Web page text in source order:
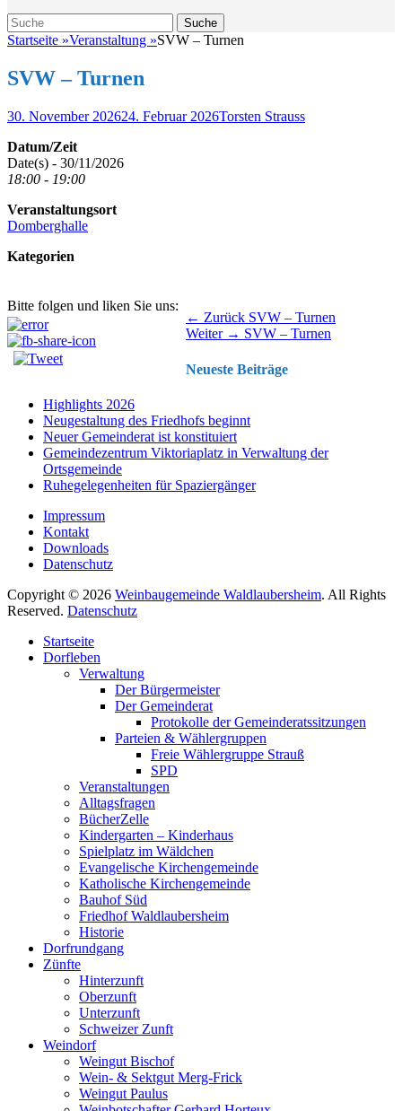
Suche
Suche
nach:
Startseite »Veranstaltung »SVW – Turnen
SVW – Turnen
Veröffentlicht
30. November 202624. Februar 2026Autor
Torsten Strauss
Datum/Zeit
Date(s) - 30/11/2026
18:00 - 19:00
Veranstaltungsort
Domberghalle
Kategorien
Bitte folgen und liken Sie uns:
Beitragsnavigation ← Zurück Vorhergehender
Beitrag:
SVW – Turnen
Weiter → Nächster
SVW – Turnen
Neueste Beiträge
Highlights 2026
Neugestaltung des Friedhofs beginnt
Neuer Gemeinderat ist konstituiert
Gemeindezentrum Viktoriaplatz in Verwaltung der
Ortsgemeinde
Ruhegelegenheiten für Spaziergänger
Impressum
Kontakt
Downloads
Datenschutz
Copyright © 2026 Weinbaugemeinde Waldlaubersheim. All Rights
Reserved. Datenschutz
oben
scrollen
Startseite
Dorfleben
Verwaltung
Der Bürgermeister
Der Gemeinderat
Protokolle der Gemeinderatssitzungen
Parteien & Wählergruppen
Freie Wählergruppe Strauß
SPD
Veranstaltungen
Alltagsfragen
BücherZelle
Kindergarten – Kinderhaus
Spielplatz im Wäldchen
Evangelische Kirchengemeinde
Katholische Kirchengemeinde
Bauhof Süd
Friedhof Waldlaubersheim
Historie
Dorfrundgang
Zünfte
Hinterzunft
Oberzunft
Unterzunft
Schweizer Zunft
Weindorf
Weingut Bischof
Wein- & Sektgut Merg-Frick
Weingut Paulus